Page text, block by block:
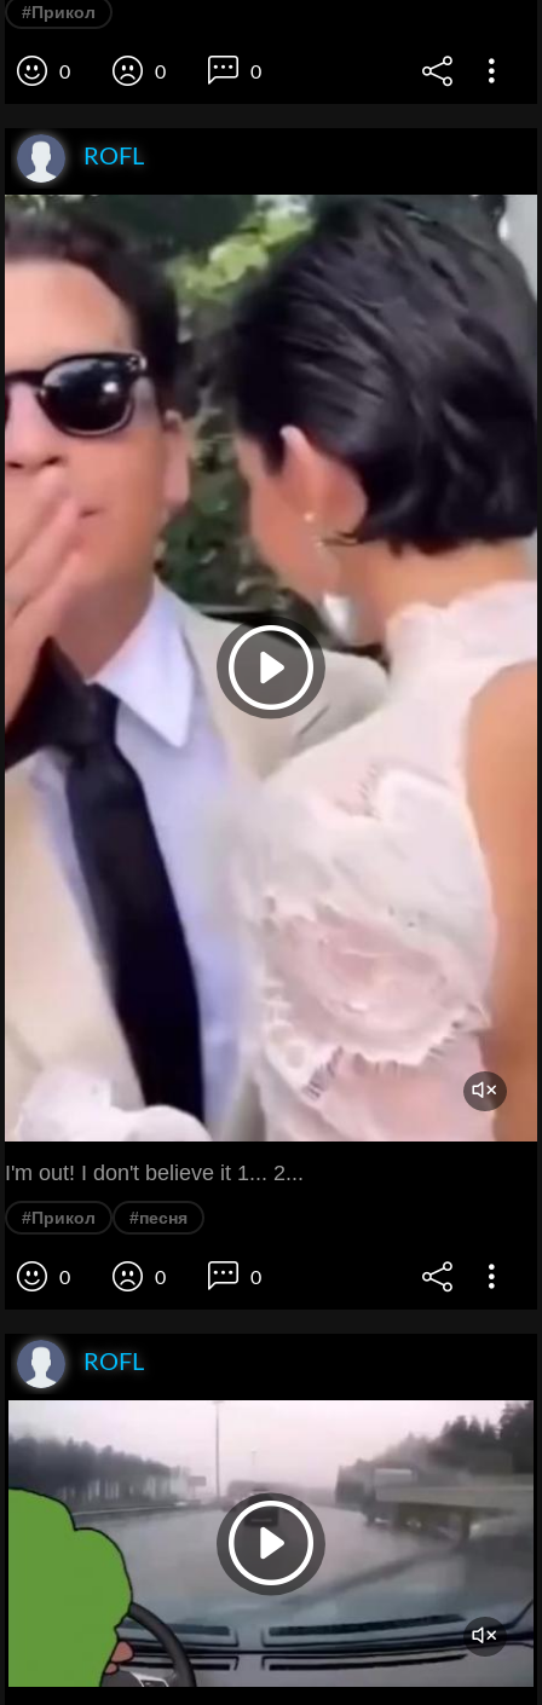
#Прикол
0 0 0
ROFL
I'm out! I don't believe it 1... 2...
#Прикол #песня
0 0 0
ROFL